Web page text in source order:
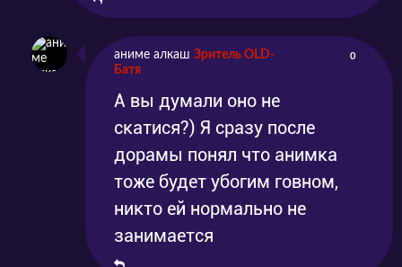
аниме алкаш Зритель OLD-
Батя
0
А вы думали оно не
скатися?) Я сразу после
дорамы понял что анимка
тоже будет убогим говном,
никто ей нормально не
занимается